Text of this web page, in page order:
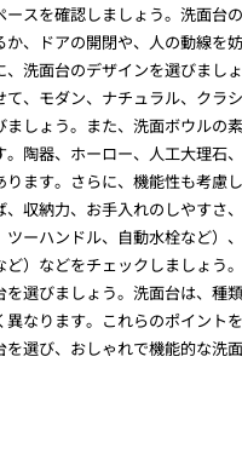
ースを確認しましょう。洗面台
か、ドアの開閉や、人の動線を
、洗面台のデザインを選びまし
て、モダン、ナチュラル、クラ
ましょう。また、洗面ボウルの
陶器、ホーロー、人工大理石、
ります。さらに、機能性も考慮
、収納力、お手入れのしやすさ
ツーハンドル、自動水栓など）
ど）などをチェックしましょう
を選びましょう。洗面台は、種
異なります。これらのポイント
を選び、おしゃれで機能的な洗